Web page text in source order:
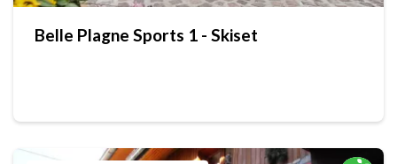
Belle Plagne Sports 1 - Skiset